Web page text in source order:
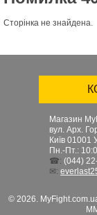
Сторінка не знайдена.
Магазин
вул. Арх.
Київ 01001
Пн.-Пт.:
☎: (044)
✉:
© 2026.